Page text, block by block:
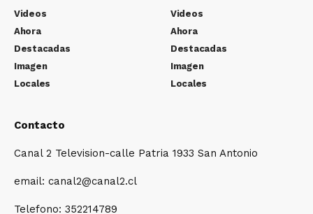
Videos
Ahora
Destacadas
Imagen
Locales
Videos
Ahora
Destacadas
Imagen
Locales
Contacto
Canal 2 Television-calle Patria 1933 San Antonio
email: canal2@canal2.cl
Telefono: 352214789